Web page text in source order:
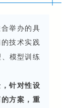
举办的具
技术实践
模型训练
针对性设
方案，重